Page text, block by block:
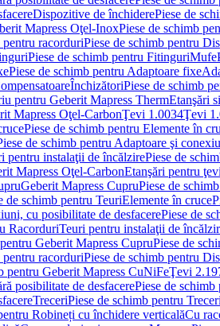
Dispozitive de închiderePiese de
Mapress Oţel-InoxPiese de schimb
racorduriPiese de schimb pentru
Piese de schimb pentru FitinguriMufe
Piese de schimb pentru Adaptoare fixe
ÎnchizătoriPiese de schimb
pentru Geberit Mapress ThermEtanşări
Mapress Oţel-CarbonŢevi 1.0034Ţevi
Piese de schimb pentru Elemente în
de schimb pentru Adaptoare şi
pentru instalaţii de încălzirePiese de
Mapress Oţel-CarbonEtanşări pentru
Geberit Mapress CupruPiese de
de schimb pentru TeuriElemente în cruce
cu posibilitate de desfacerePiese de
RacorduriTeuri pentru instalaţii de
Geberit Mapress CupruPiese de
racorduriPiese de schimb pentru
pentru Geberit Mapress CuNiFeŢevi
posibilitate de desfacerePiese de
TreceriPiese de schimb pentru Treceri
Robineți cu închidere verticalăCu